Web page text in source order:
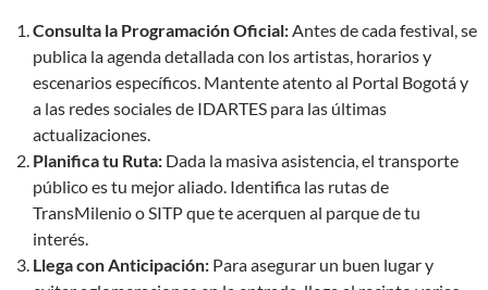
Consulta la Programación Oficial:Antes de cada festival, se
publica la agenda detallada con los artistas, horarios y
escenarios específicos. Mantente atento al Portal Bogotá y
a las redes sociales de IDARTES para las últimas
actualizaciones.
Planifica tu Ruta: Dada la masiva asistencia, el transporte
público es tu mejor aliado. Identifica las rutas de
TransMilenio o SITP que te acerquen al parque de tu
interés.
Llega con Anticipación: Para asegurar un buen lugar y